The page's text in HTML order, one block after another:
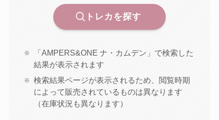
トレカを探す
「AMPERS&ONE ナ・カムデン」で検索した
結果が表示されます
検索結果ページが表示されるため、閲覧時期
によって販売されているものは異なります
（在庫状況も異なります）